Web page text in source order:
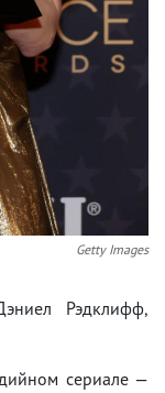
Getty Images
Рэдклифф,
сериале —